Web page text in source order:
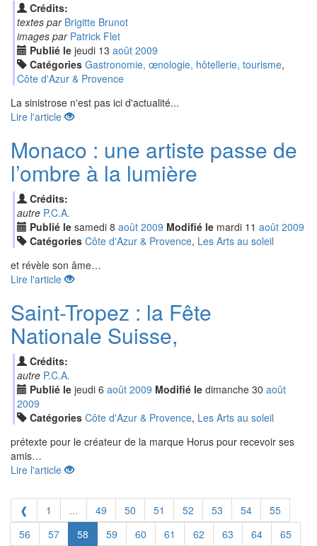
Crédits:
textes par Brigitte Brunot
images par Patrick Flet
Publié le jeudi 13 août 2009
Catégories Gastronomie, œnologie, hôtellerie, tourisme,
Côte d'Azur & Provence
La sinistrose n'est pas ici d'actualité...
Lire l'article
Monaco : une artiste passe de
l’ombre à la lumière
Crédits:
autre P.C.A.
Publié le samedi 8 août 2009 Modifié le mardi 11 août 2009
Catégories Côte d'Azur & Provence, Les Arts au soleil
et révèle son âme…
Lire l'article
Saint-Tropez : la Fête
Nationale Suisse,
Crédits:
autre P.C.A.
Publié le jeudi 6 août 2009 Modifié le dimanche 30 août
2009
Catégories Côte d'Azur & Provence, Les Arts au soleil
prétexte pour le créateur de la marque Horus pour recevoir ses
amis…
Lire l'article
❰ 1 ... 49 50 51 52 53 54
55
56
57 58 59 60 61 62 63 64 65